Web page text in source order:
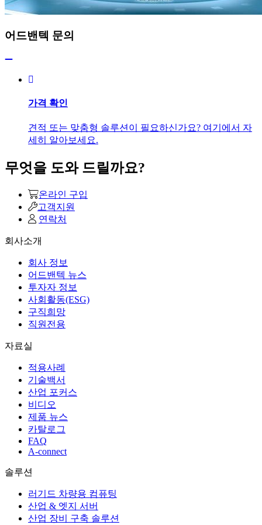
어드밴텍 문의
가격 확인
견적 또는 맞춤형 솔루션이 필요하신가요? 여기에서 자
세히 알아보세요.
무엇을 도와 드릴까요?
온라인 구입
고객지원
연락처
회사소개
회사 정보
어드밴텍 뉴스
투자자 정보
사회활동(ESG)
구직희망
직원전용
자료실
적용사례
기술백서
산업 포커스
비디오
제품 뉴스
카탈로그
FAQ
A-connect
솔루션
러기드 차량용 컴퓨팅
산업 & 엣지 서버
산업 장비 구축 솔루션